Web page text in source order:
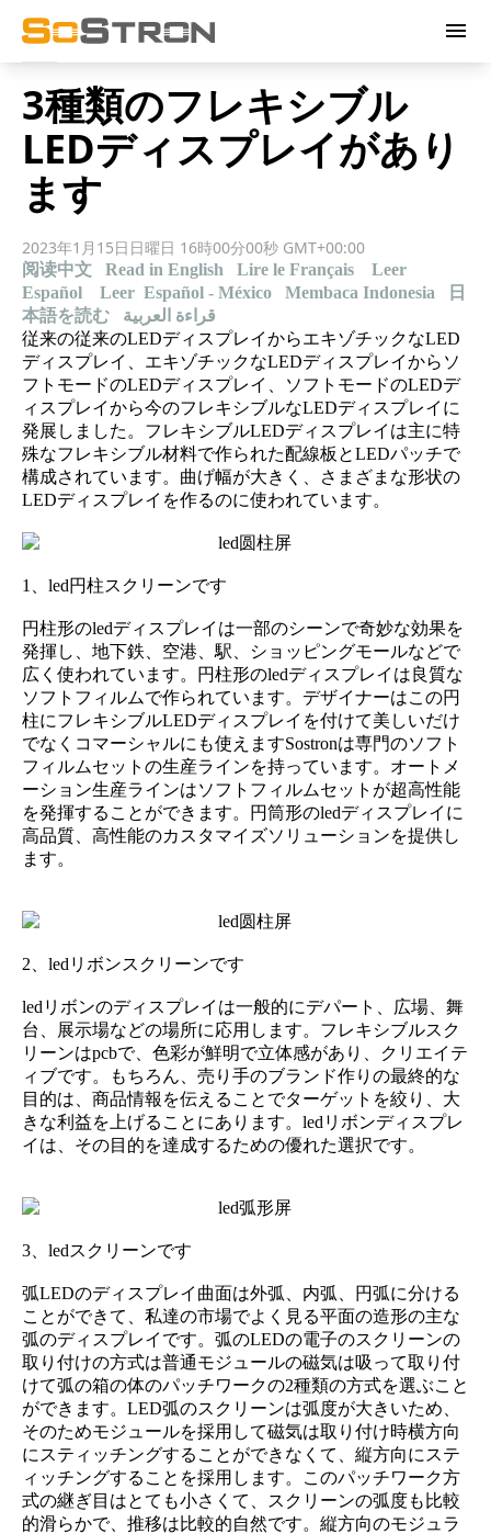
menu
3種類のフレキシブル
LEDディスプレイがあり
ます
2023年1月15日日曜日 16時00分00秒 GMT+00:00
阅读中文 Read in English Lire le Français
Leer
Español
Leer Español - México Membaca Indonesia
日
本語を読む
قراءة العربية
従来の従来のLEDディスプレイからエキゾチックなLED
ディスプレイ、エキゾチックなLEDディスプレイからソ
フトモードのLEDディスプレイ、ソフトモードのLEDデ
ィスプレイから今のフレキシブルなLEDディスプレイに
発展しました。フレキシブルLEDディスプレイは主に特
殊なフレキシブル材料で作られた配線板とLEDパッチで
構成されています。曲げ幅が大きく、さまざまな形状の
LEDディスプレイを作るのに使われています。
1、led円柱スクリーンです
円柱形のledディスプレイは一部のシーンで奇妙な効果を
発揮し、地下鉄、空港、駅、ショッピングモールなどで
広く使われています。円柱形のledディスプレイは良質な
ソフトフィルムで作られています。デザイナーはこの円
柱にフレキシブルLEDディスプレイを付けて美しいだけ
でなくコマーシャルにも使えますSostronは専門のソフト
フィルムセットの生産ラインを持っています。オートメ
ーション生産ラインはソフトフィルムセットが超高性能
を発揮することができます。円筒形のledディスプレイに
高品質、高性能のカスタマイズソリューションを提供し
ます。
2、ledリボンスクリーンです
ledリボンのディスプレイは一般的にデパート、広場、舞
台、展示場などの場所に応用します。フレキシブルスク
リーンはpcbで、色彩が鮮明で立体感があり、クリエイテ
ィブです。もちろん、売り手のブランド作りの最終的な
目的は、商品情報を伝えることでターゲットを絞り、大
きな利益を上げることにあります。ledリボンディスプレ
イは、その目的を達成するための優れた選択です。
3、ledスクリーンです
弧LEDのディスプレイ曲面は外弧、内弧、円弧に分ける
ことができて、私達の市場でよく見る平面の造形の主な
弧のディスプレイです。弧のLEDの電子のスクリーンの
取り付けの方式は普通モジュールの磁気は吸って取り付
けて弧の箱の体のパッチワークの2種類の方式を選ぶこと
ができます。LED弧のスクリーンは弧度が大きいため、
そのためモジュールを採用して磁気は取り付け時横方向
にスティッチングすることができなくて、縦方向にステ
ィッチングすることを採用します。このパッチワーク方
式の継ぎ目はとても小さくて、スクリーンの弧度も比較
的滑らかで、推移は比較的自然です。縦方向のモジュラ